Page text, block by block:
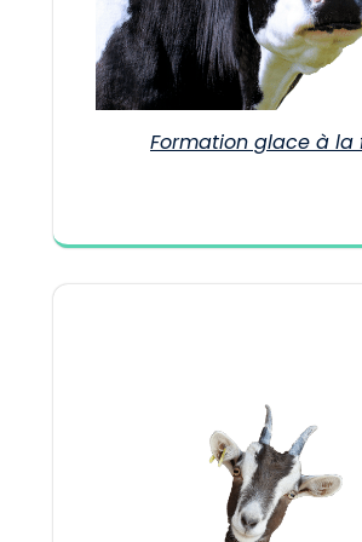
Formation glace à la